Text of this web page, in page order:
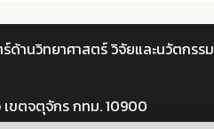
ด้านวิทยาศาสตร์ วิจัยและนวัตกรรม
ขตจตุจักร กทม. 10900